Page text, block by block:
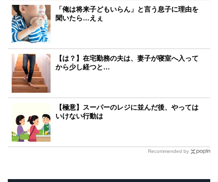
「俺は将来子どもいらん」と言う息子に理由を
聞いたら…えぇ
【は？】在宅勤務の夫は、妻子が寝室へ入って
から少し経つと…
【極意】スーパーのレジに並んだ後、やっては
いけない行動は
Recommended by